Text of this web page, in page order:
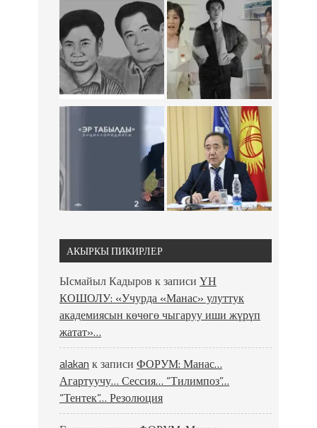
АКЫРКЫ ПИКИРЛЕР
Ысмайыл Кадыров к записи ҮН
КОШОЛУ: «Учурда «Манас» улуттук
академиясын көчөгө чыгаруу иши жүрүп
жатат»…
alakan к записи ФОРУМ: Манас…
Агартуучу… Сессия… “Тилимпоз”…
“Тентек”… Резолюция